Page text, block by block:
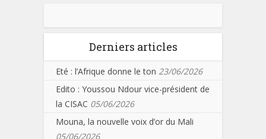
Derniers articles
Eté : l’Afrique donne le ton 23/06/2026
Edito : Youssou Ndour vice-président de
la CISAC 05/06/2026
Mouna, la nouvelle voix d’or du Mali
05/06/2026